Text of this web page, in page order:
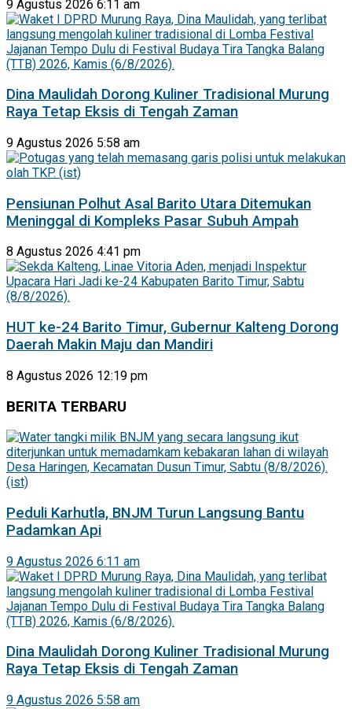
9 Agustus 2026 6:11 am
Dina Maulidah Dorong Kuliner Tradisional Murung
Raya Tetap Eksis di Tengah Zaman
9 Agustus 2026 5:58 am
Pensiunan Polhut Asal Barito Utara Ditemukan
Meninggal di Kompleks Pasar Subuh Ampah
8 Agustus 2026 4:41 pm
HUT ke-24 Barito Timur, Gubernur Kalteng Dorong
Daerah Makin Maju dan Mandiri
8 Agustus 2026 12:19 pm
BERITA TERBARU
Peduli Karhutla, BNJM Turun Langsung Bantu
Padamkan Api
9 Agustus 2026 6:11 am
Dina Maulidah Dorong Kuliner Tradisional Murung
Raya Tetap Eksis di Tengah Zaman
9 Agustus 2026 5:58 am